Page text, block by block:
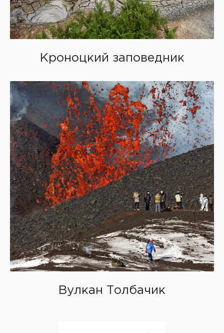
Кроноцкий заповедник
Вулкан Толбачик